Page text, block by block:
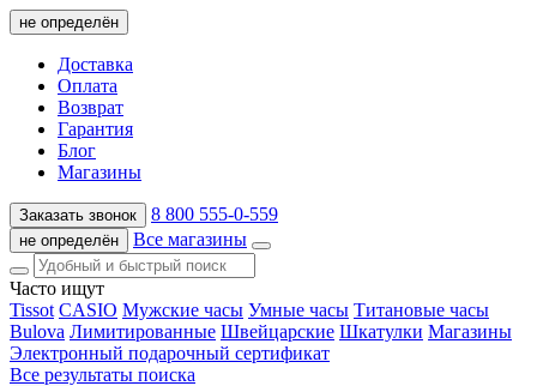
не определён
Доставка
Оплата
Возврат
Гарантия
Блог
Магазины
Заказать звонок 8 800 555-0-559
не определён Все магазины
Часто ищут
Tissot CASIO Мужские часы Умные часы Титановые часы
Bulova Лимитированные Швейцарские Шкатулки Магазины
Электронный подарочный сертификат
Все результаты поиска